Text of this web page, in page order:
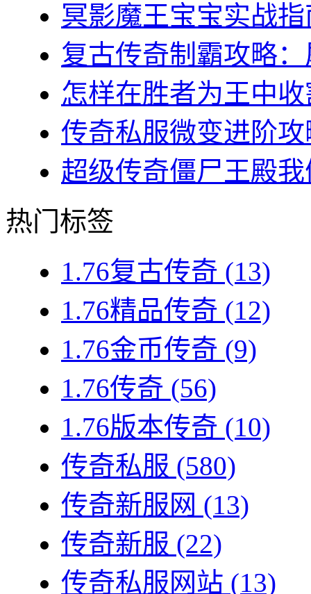
冥影魔王宝宝实战
复古传奇制霸攻略
怎样在胜者为王中
传奇私服微变进阶
超级传奇僵尸王殿
热门标签
1.76复古传奇 (13)
1.76精品传奇 (12)
1.76金币传奇 (9)
1.76传奇 (56)
1.76版本传奇 (10)
传奇私服 (580)
传奇新服网 (13)
传奇新服 (22)
传奇私服网站 (13)